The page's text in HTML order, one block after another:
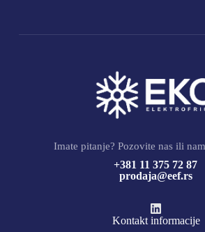
Imate pitanje? Pozovite nas ili
+381 11 375 72 87
prodaja@eef.rs
Kontakt informacije